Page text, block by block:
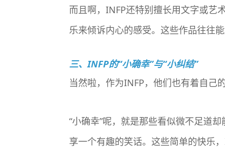
而且啊，INFP还特别擅长用文字或艺
乐来倾诉内心的感受。这些作品往往
三、INFP的“小确幸”与“小纠结”
当然啦，作为INFP，他们也有着自己的
“小确幸”呢，就是那些看似微不足道
享一个有趣的笑话。这些简单的快乐